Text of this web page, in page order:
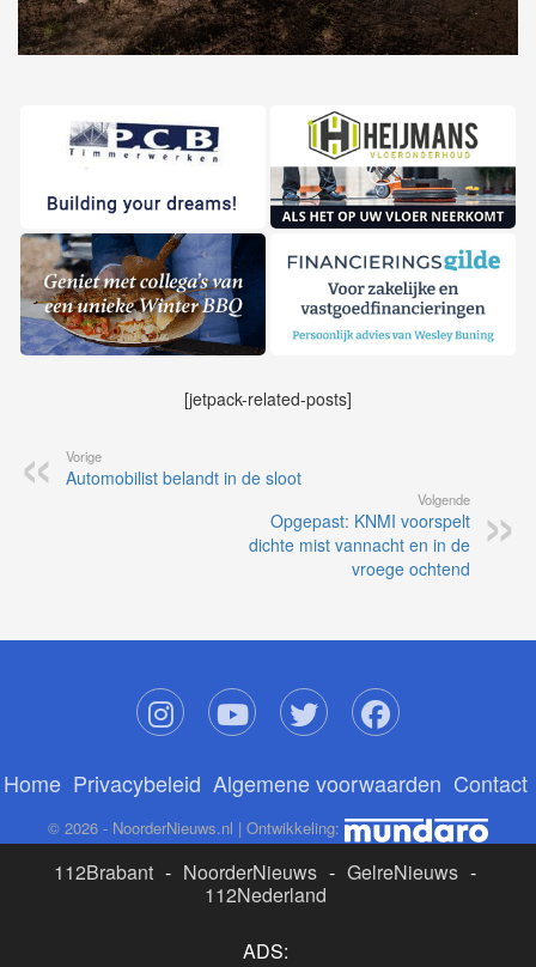
[jetpack-related-posts]
Vorige
Automobilist belandt in de sloot
Volgende
Opgepast: KNMI voorspelt
dichte mist vannacht en in de
vroege ochtend
Home Privacybeleid Algemene voorwaarden Contact
© 2026 - NoorderNieuws.nl | Ontwikkeling:
112Brabant - NoorderNieuws - GelreNieuws -
112Nederland
ADS: